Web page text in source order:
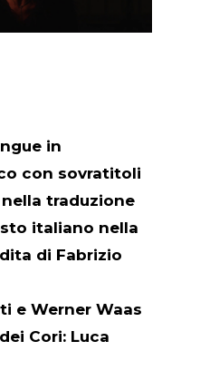
in
con sovratitoli
traduzione
italiano nella
di Fabrizio
e Werner Waas
Cori: Luca